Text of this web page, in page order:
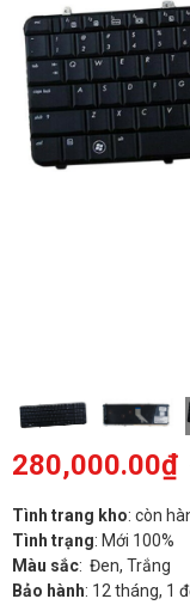
280,000.00₫
Tình trang kho: còn
Tình trạng: Mới 100%
Màu sắc: Đen, Trắng
Bảo hành: 12 tháng, 1